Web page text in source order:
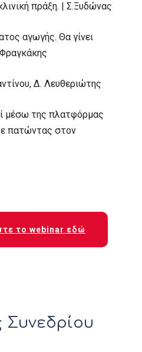
πράξη. | Σ.Ξυδώνας
αγωγής. Θα γίνει
Δ. Λευθεριώτης
μέσω της πλατφόρμας
πατώντας στον
το webinar εδώ
Συνεδρίου